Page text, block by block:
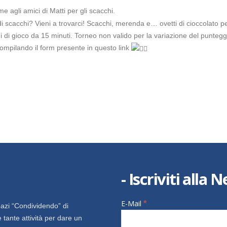
agli amici di Matti per gli scacchi.
scacchi? Vieni a trovarci! Scacchi, merenda e… ovetti di cioccolato
gioco da 15 minuti. Torneo non valido per la variazione del
il form presente in questo link
“Condividendo” di
tante attività per dare un
- Iscriviti alla
E-Mail *